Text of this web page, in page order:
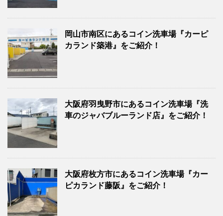
岡山市南区にあるコイン洗車場『カーピ
カランド築港』をご紹介！
大阪府羽曳野市にあるコイン洗車場『洗
車のジャバブルーランド店』をご紹介！
大阪府枚方市にあるコイン洗車場『カー
ピカランド藤阪』をご紹介！